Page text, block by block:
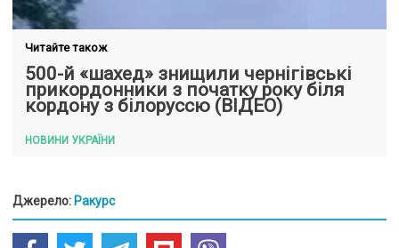
Читайте також
500-й «шахед» знищили чернігівські
прикордонники з початку року біля
кордону з білоруссю (ВІДЕО)
НОВИНИ УКРАЇНИ
Джерело: Ракурс